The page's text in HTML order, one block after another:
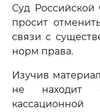
Суд
просит
связи с
норм права.
Изучив
не находит